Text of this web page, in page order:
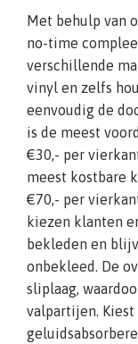
Met behulp van
no-time
verschillende
vinyl en zelfs
eenvoudig de
is de meest
€30,- per
meest kostbare
€70,- per
kiezen klanten
bekleden en
onbekleed. De
sliplaag,
valpartijen.